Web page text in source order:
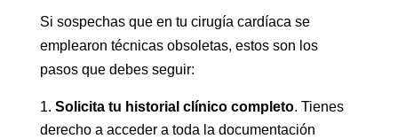
Si sospechas que en tu cirugía cardíaca se
emplearon técnicas obsoletas, estos son los
pasos que debes seguir:
Solicita tu historial clínico completo. Tienes
derecho a acceder a toda la documentación